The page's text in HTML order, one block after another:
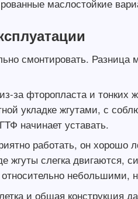
маслостойкие
смонтировать.
за фторопласта и тонких
укладке жгутами, с
начинает уставать.
работать, он хорошо
жгуты слегка двигаются,
небольшими,
и общая конструкция